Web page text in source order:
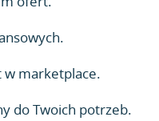
w marketplace.
do Twoich potrzeb.